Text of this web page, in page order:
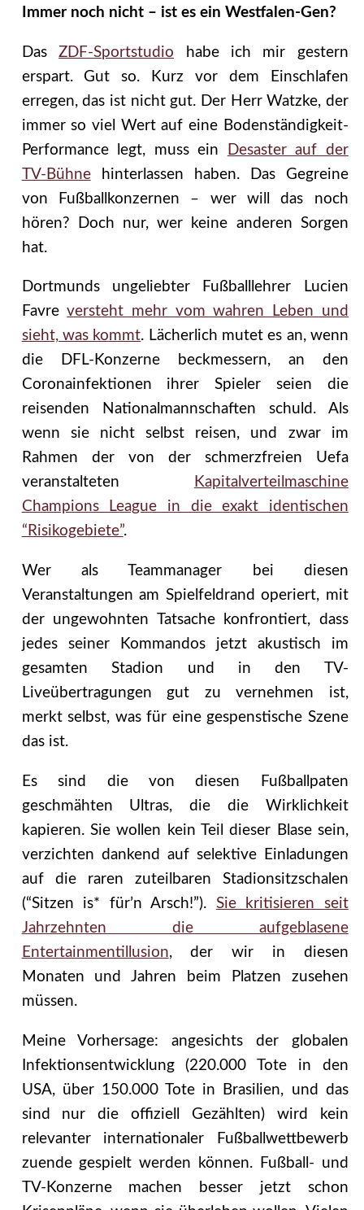
Immer noch nicht – ist es ein Westfalen-Gen?
DasZDF-Sportstudio habe ich mir gestern
erspart. Gut so. Kurz vor dem Einschlafen
erregen, das ist nicht gut. Der Herr Watzke, der
immer so viel Wert auf eine Bodenständigkeit-
Performance legt, muss ein
Desaster auf der
TV-Bühnehinterlassen haben. Das Gegreine
von Fußballkonzernen – wer will das noch
hören? Doch nur, wer keine anderen Sorgen
hat.
Dortmunds ungeliebter Fußballlehrer Lucien
Favreversteht mehr vom wahren Leben und
sieht, was kommt. Lächerlich mutet es an, wenn
die DFL-Konzerne beckmessern, an den
Coronainfektionen ihrer Spieler seien die
reisenden Nationalmannschaften schuld. Als
wenn sie nicht selbst reisen, und zwar im
Rahmen der von der schmerzfreien Uefa
veranstalteten
Kapitalverteilmaschine
Champions League in die exakt identischen
“Risikogebiete”.
Wer als Teammanager bei diesen
Veranstaltungen am Spielfeldrand operiert, mit
der ungewohnten Tatsache konfrontiert, dass
jedes seiner Kommandos jetzt akustisch im
gesamten Stadion und in den TV-
Liveübertragungen gut zu vernehmen ist,
merkt selbst, was für eine gespenstische Szene
das ist.
Es sind die von diesen Fußballpaten
geschmähten Ultras, die die Wirklichkeit
kapieren. Sie wollen kein Teil dieser Blase sein,
verzichten dankend auf selektive Einladungen
auf die raren zuteilbaren Stadionsitzschalen
(“Sitzen is* für’n Arsch!”). Sie kritisieren seit
Jahrzehnten die aufgeblasene
Entertainmentillusion, der wir in diesen
Monaten und Jahren beim Platzen zusehen
müssen.
Meine Vorhersage: angesichts der globalen
Infektionsentwicklung (220.000 Tote in den
USA, über 150.000 Tote in Brasilien, und das
sind nur die offiziell Gezählten) wird kein
relevanter internationaler Fußballwettbewerb
zuende gespielt werden können. Fußball- und
TV-Konzerne machen besser jetzt schon